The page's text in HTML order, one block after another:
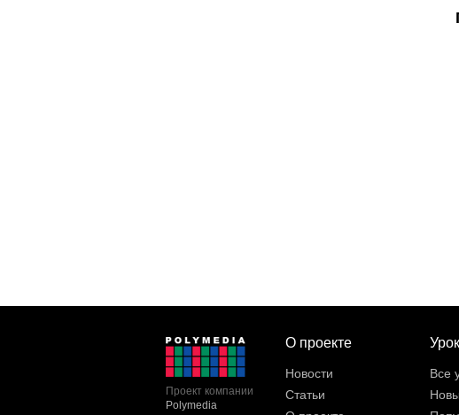
Проект компании
Polymedia
О проекте
Новости
Статьи
Все